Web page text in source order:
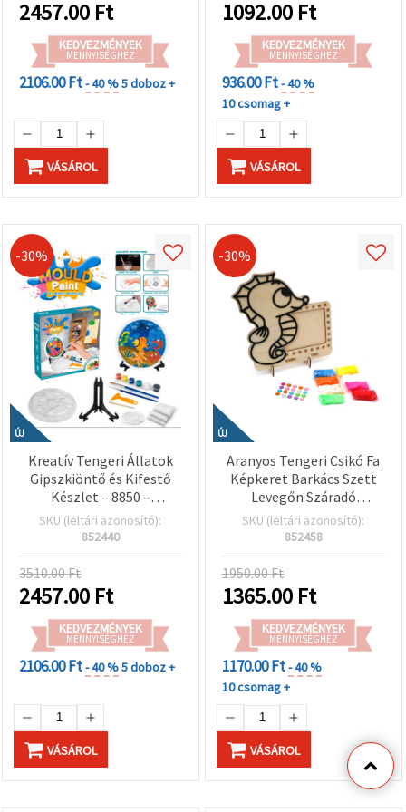
2457.00 Ft
KEDVEZMÉNYEK
MENNYISÉGHEZ
2106.00 Ft- 40 %5 doboz +
VÁSÁROL
1092.00 Ft
KEDVEZMÉNYEK
MENNYISÉGHEZ
936.00 Ft- 40 %
10 csomag +
VÁSÁROL
-30%
ÚJ
Kreatív Tengeri Állatok
Gipszkiöntő és Kifestő
Készlet – 8850 –
Tökéletes Gyerek
Kézműves
Kreatív Játékhoz
SKU (leltári azonosító):
852440
3510.00 Ft
2457.00 Ft
KEDVEZMÉNYEK
MENNYISÉGHEZ
2106.00 Ft- 40 %5 doboz +
VÁSÁROL
-30%
ÚJ
Aranyos Tengeri Csikó Fa
Képkeret Barkács Szett
Levegőn Száradó
Modellezőgyurmával és
Öntapadós Kristályokkal
Kézműves DIY
Dekorációhoz
SKU (leltári azonosító):
852458
1950.00 Ft
1365.00 Ft
KEDVEZMÉNYEK
MENNYISÉGHEZ
1170.00 Ft- 40 %
10 csomag +
VÁSÁROL